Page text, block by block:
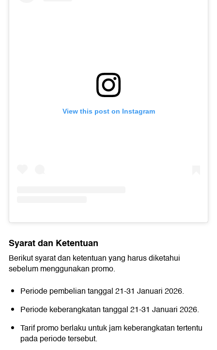
View this post on Instagram
Syarat dan Ketentuan
Berikut syarat dan ketentuan yang harus diketahui
sebelum menggunakan promo.
Periode pembelian tanggal 21-31 Januari 2026.
Periode keberangkatan tanggal 21-31 Januari 2026.
Tarif promo berlaku untuk jam keberangkatan tertentu
pada periode tersebut.